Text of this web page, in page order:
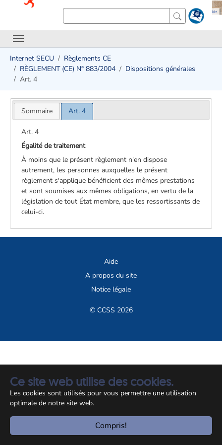
Ce site web utilise des cookies.
Les cookies sont utilisés pour vous permettre une utilisation
optimale de notre site web.
Compris!
Internet SECU
Règlements CE
RÈGLEMENT (CE) N° 883/2004
Dispositions générales
Art. 4
Sommaire Art. 4
Art. 4
Égalité de traitement
À moins que le présent règlement n'en dispose
autrement, les personnes auxquelles le présent
règlement s'applique bénéficient des mêmes prestations
et sont soumises aux mêmes obligations, en vertu de la
législation de tout État membre, que les ressortissants de
celui-ci.
Aide
A propos du site
Notice légale
© CCSS 2026